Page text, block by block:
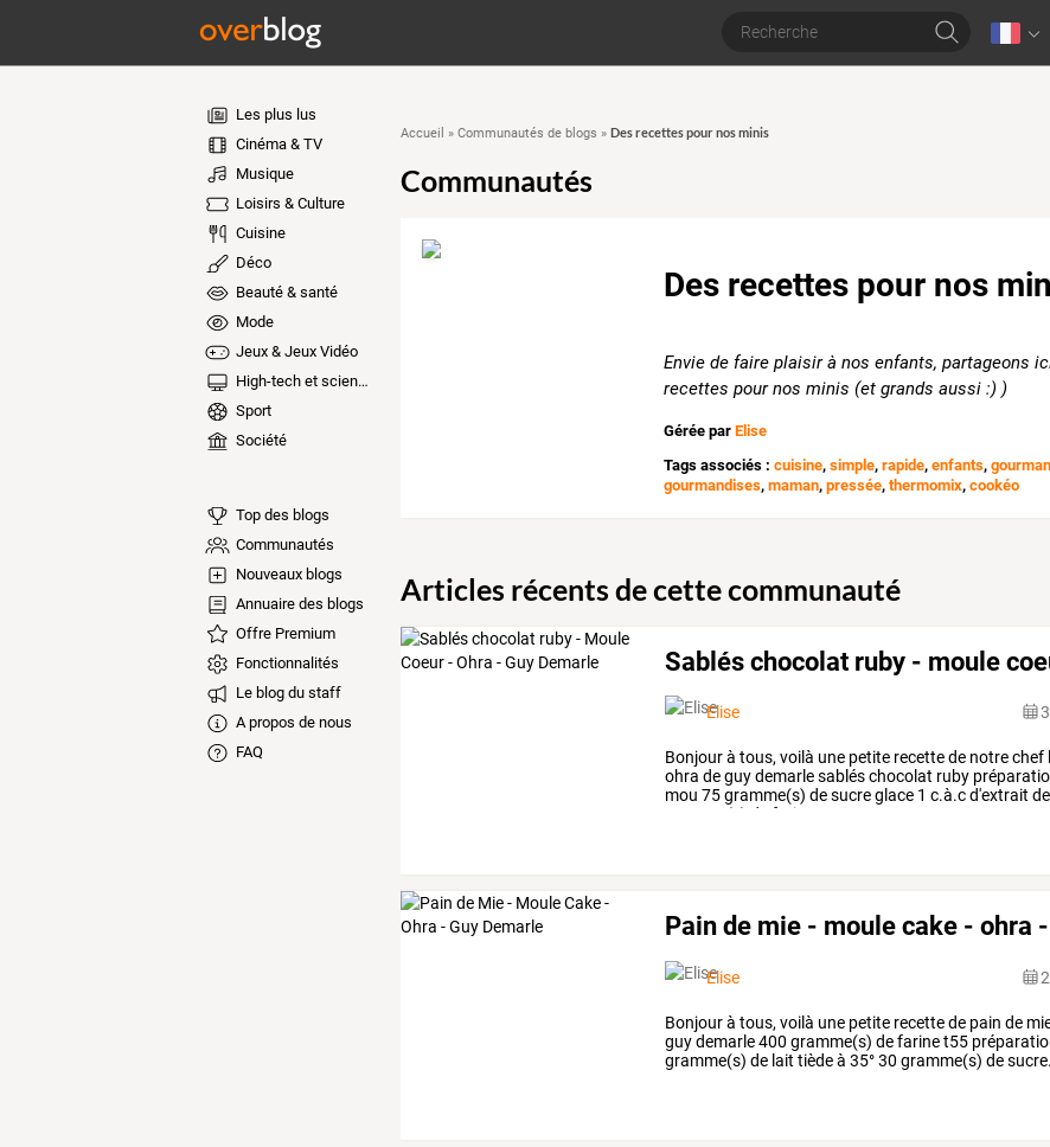
Les plus lus
Cinéma & TV
Musique
Loisirs & Culture
Cuisine
Déco
Beauté & santé
Mode
Jeux & Jeux Vidéo
High-tech et sciences
Sport
Société
Top des blogs
Communautés
Nouveaux blogs
Annuaire des blogs
Offre Premium
Fonctionnalités
Le blog du staff
A propos de nous
FAQ
Accueil » Communautés de blogs » Des recettes pour nos minis
Communautés
Des recettes pour nos
Envie de faire plaisir à nos enfants, partageons
recettes pour nos minis (et grands aussi :) )
Gérée parElise
Tags associés : cuisine,simple,rapide,enfants,
gourmandises,maman,pressée,thermomix,cookéo
Articles récents de cette communauté
Sablés chocolat ruby - moule
Elise
Bonjourà tous, voilà une petite recettede notrechef
ohra deguydemarlesabléschocolat ruby
mou 75gramme(s) desucreglace 1 c.à.cd'extrait de
gramme(s)
de farine
Pain de mie - moule cake - ohra
Elise
Bonjourà tous, voilà une petite recettede pain de
guydemarle400 gramme(s) defarinet55
gramme(s) de lait tièdeà 35°30 gramme(s) desucre.